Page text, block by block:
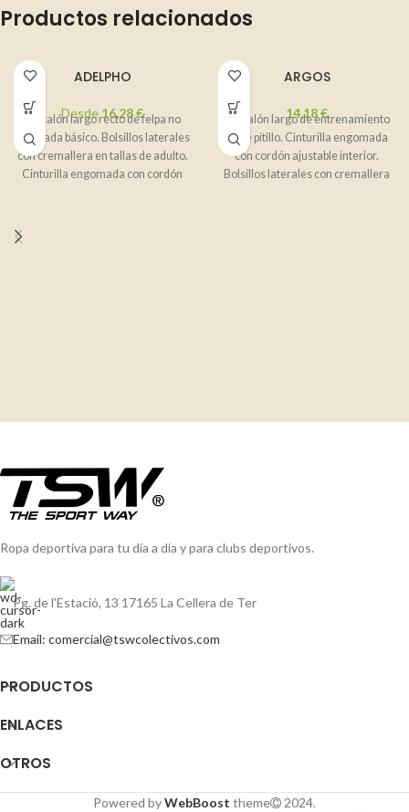
Productos relacionados
ADELPHO
Desde 16,28€
Pantalón largo recto de felpa no
perchada básico. Bolsillos laterales
con cremallera en tallas de adulto.
Cinturilla engomada con cordón
ARGOS
14,18€
Pantalón largo de entrenamiento
corte pitillo. Cinturilla engomada
con cordón ajustable interior.
Bolsillos laterales con cremallera
Ropa deportiva para tu día a día y para clubs deportivos.
Pg. de l'Estació, 13 17165 La Cellera de Ter
Email: comercial@tswcolectivos.com
PRODUCTOS
ENLACES
OTROS
Powered byWebBoost theme 2024.